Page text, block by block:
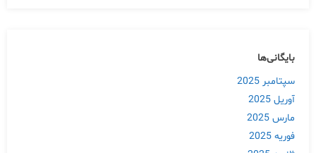
بایگانی‌ها
سپتامبر 2025
آوریل 2025
مارس 2025
فوریه 2025